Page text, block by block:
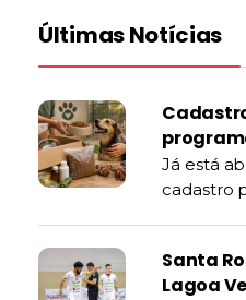
Últimas Notícias
Já está
cadastro
Santa
Lagoa